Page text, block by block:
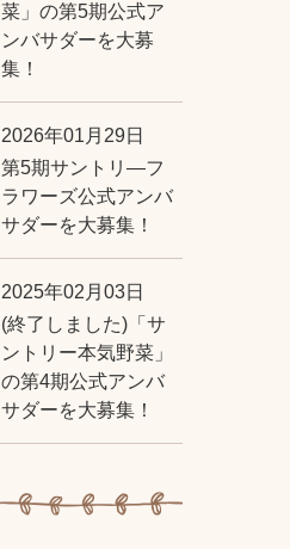
菜」の第5期公式ア
ンバサダーを大募
集！
2026年01月29日
第5期サントリ―フ
ラワーズ公式アンバ
サダーを大募集！
2025年02月03日
(終了しました)「サ
ントリー本気野菜」
の第4期公式アンバ
サダーを大募集！